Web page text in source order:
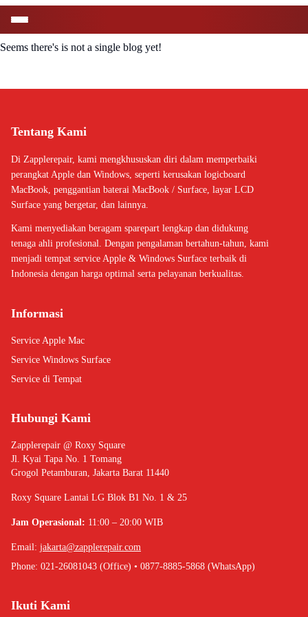
Seems there's is not a single blog yet!
Tentang Kami
Di Zapplerepair, kami mengkhususkan diri dalam memperbaiki
perangkat Apple dan Windows, seperti kerusakan logicboard
MacBook, penggantian baterai MacBook / Surface, layar LCD
Surface yang bergetar, dan lainnya.
Kami menyediakan beragam sparepart lengkap dan didukung
tenaga ahli profesional. Dengan pengalaman bertahun-tahun, kami
menjadi tempat service Apple & Windows Surface terbaik di
Indonesia dengan harga optimal serta pelayanan berkualitas.
Informasi
Service Apple Mac
Service Windows Surface
Service di Tempat
Hubungi Kami
Zapplerepair @ Roxy Square
Jl. Kyai Tapa No. 1 Tomang
Grogol Petamburan, Jakarta Barat 11440
Roxy Square Lantai LG Blok B1 No. 1 & 25
Jam Operasional: 11:00 – 20:00 WIB
Email: jakarta@zapplerepair.com
Phone: 021-26081043 (Office) • 0877-8885-5868 (WhatsApp)
Ikuti Kami